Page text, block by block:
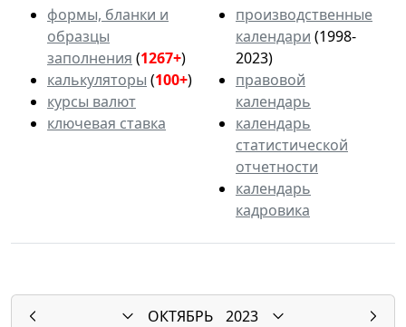
формы, бланки и
образцы
заполнения (1267+)
калькуляторы (100+)
курсы валют
ключевая ставка
производственные
календари (1998-
2023)
правовой
календарь
календарь
статистической
отчетности
календарь
кадровика
ОКТЯБРЬ
2023